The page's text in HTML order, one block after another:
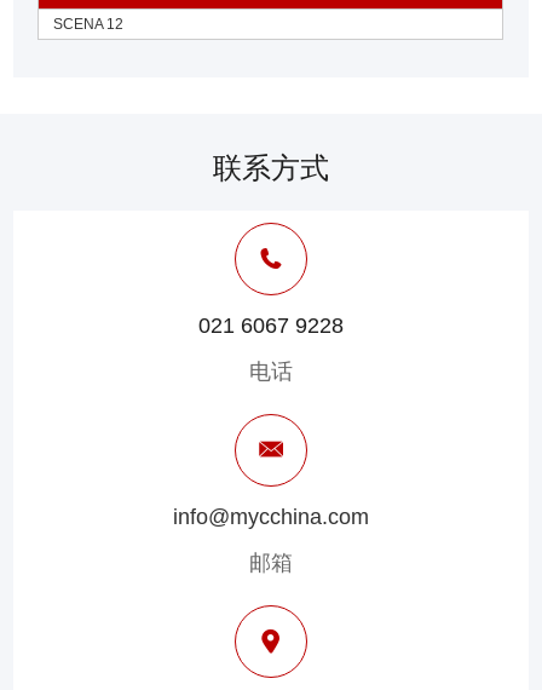
SCENA 12
联系方式
021 6067 9228
电话
info@mycchina.com
邮箱